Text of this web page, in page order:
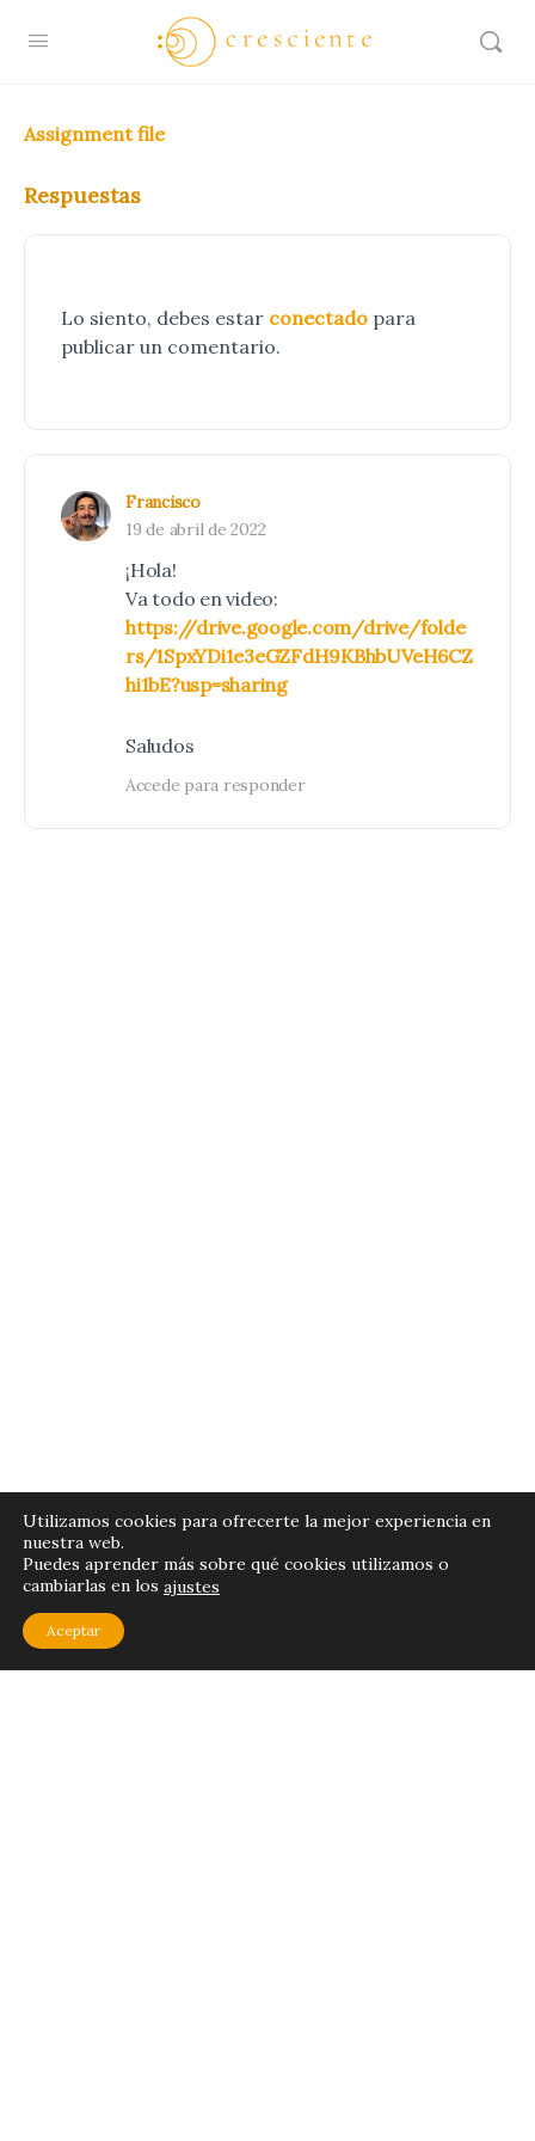
Assignment file
Respuestas
Lo siento, debes estar conectado para
publicar un comentario.
Francisco
19 de abril de 2022
¡Hola!
Va todo en video:
https://drive.google.com/drive/folde
rs/1SpxYDi1e3eGZFdH9KBhbUVeH6CZ
hi1bE?usp=sharing
Saludos
Accede para responder
Términos y Condiciones
Cómo Comprar
Cómo usar la Plataforma
Utilizamos cookies para ofrecerte la mejor experiencia en
nuestra web.
Puedes aprender más sobre qué cookies utilizamos o
cambiarlas en los ajustes
Aceptar